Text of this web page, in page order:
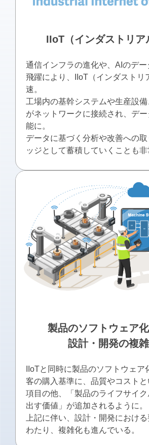
IIoT（インダストリア
通信インフラの進化や、AIのデ
⾶躍により、IIoT（インダストリ
速。
⼯場内の基幹システムや⽣産設
がネットワークに接続され、デ
能に。
データに基づく分析や改善への
ッジとして蓄積していくことも⾮
製品のソフトウェア
設計・開発の複
IIoTと同時に製品のソフトウェア
客の購⼊基準に、品質やコスト
項⽬の他、「製品のライフサイ
出す価値」が追加されるように。
上記に伴い、設計・開発におけ
わたり、複雑化も進んでいる。